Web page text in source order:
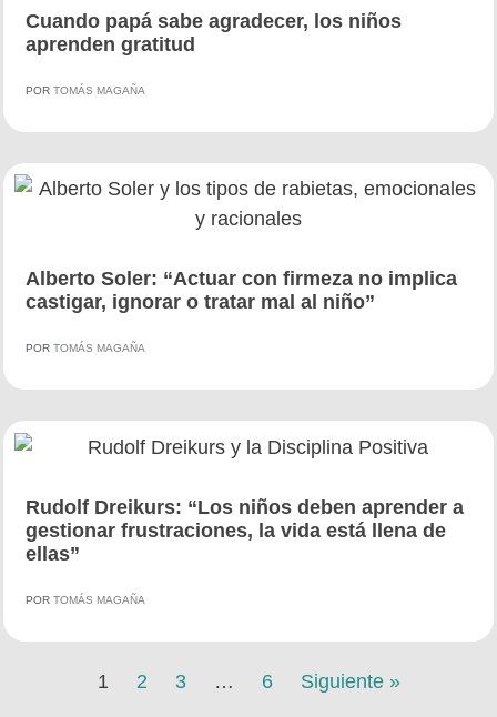
Cuando papá sabe agradecer, los niños
aprenden gratitud
POR TOMÁS MAGAÑA
Alberto Soler: “Actuar con firmeza no implica
castigar, ignorar o tratar mal al niño”
POR TOMÁS MAGAÑA
Rudolf Dreikurs: “Los niños deben aprender a
gestionar frustraciones, la vida está llena de
ellas”
POR TOMÁS MAGAÑA
1 2 3 … 6 Siguiente »